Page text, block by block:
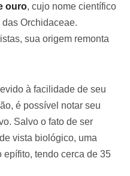
ouro, cujo nome científico
Orchidaceae.
sua origem remonta
à facilidade de seu
é possível notar seu
Salvo o fato de ser
vista biológico, uma
tendo cerca de 35